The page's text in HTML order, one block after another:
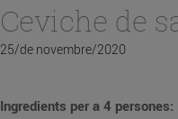
Ceviche de
25/de novembre/2020
Ingredients per a 4 persones: